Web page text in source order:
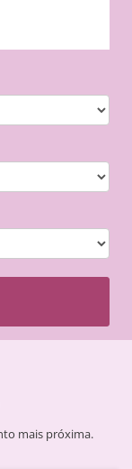
mais próxima.